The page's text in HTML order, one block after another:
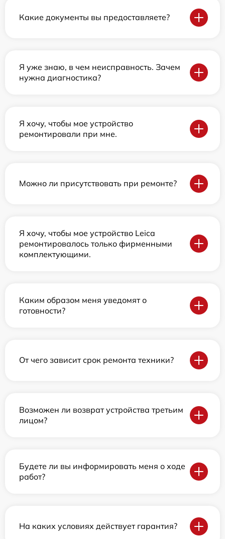
Какие документы вы предоставляете?
Я уже знаю, в чем неисправность. Зачем
нужна диагностика?
Я хочу, чтобы мое устройство
ремонтировали при мне.
Можно ли присутствовать при ремонте?
Я хочу, чтобы мое устройство Leica
ремонтировалось только фирменными
комплектующими.
Каким образом меня уведомят о
готовности?
От чего зависит срок ремонта техники?
Возможен ли возврат устройства третьим
лицом?
Будете ли вы информировать меня о ходе
работ?
На каких условиях действует гарантия?